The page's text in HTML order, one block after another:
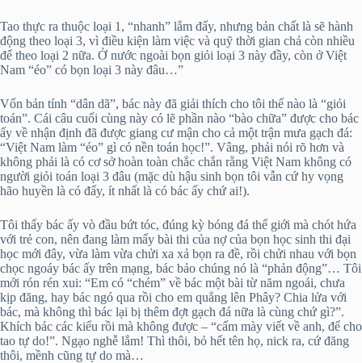
Tao thực ra thuộc loại 1, “nhanh” lắm đấy, nhưng bản chất là sẽ hành
động theo loại 3, vì điều kiện làm việc và quỹ thời gian chả còn nhiều
để theo loại 2 nữa. Ở nước ngoài bọn giỏi loại 3 này đầy, còn ở Việt
Nam “éo” có bọn loại 3 này đâu…”
Vốn bản tính “dân dã”, bác này đã giải thích cho tôi thế nào là “giỏi
toán”. Cái câu cuối cùng này có lẽ phần nào “bào chữa” được cho bác
ấy về nhận định đã được giang cư mận cho cả một trận mưa gạch đá:
“Việt Nam làm “éo” gì có nền toán học!”. Vâng, phải nói rõ hơn và
không phải là có cơ sở hoàn toàn chắc chắn rằng Việt Nam không có
người giỏi toán loại 3 đâu (mặc dù hậu sinh bọn tôi vẫn cứ hy vọng
hão huyền là có đấy, ít nhất là có bác ấy chứ ai!).
Tôi thấy bác ấy vò đầu bứt tóc, đúng kỳ bóng đá thế giới mà chót hứa
với trẻ con, nên đang làm mấy bài thi của nợ của bọn học sinh thi đại
học mới đây, vừa làm vừa chửi xa xả bọn ra đề, rồi chửi nhau với bọn
chọc ngoáy bác ấy trên mạng, bác bảo chúng nó là “phản động”… Tôi
mới rón rén xui: “Em có “chém” về bác một bài từ năm ngoái, chưa
kịp đăng, hay bác ngó qua rồi cho em quẳng lên Phây? Chia lửa với
bác, mà không thì bác lại bị thêm đợt gạch đá nữa là cùng chứ gì?”.
Khích bác các kiểu rồi mà không được – “cấm mày viết về anh, để cho
tao tự do!”. Ngạo nghễ lắm! Thì thôi, bỏ hết tên họ, nick ra, cứ đăng
thôi, mềnh cũng tự do mà…